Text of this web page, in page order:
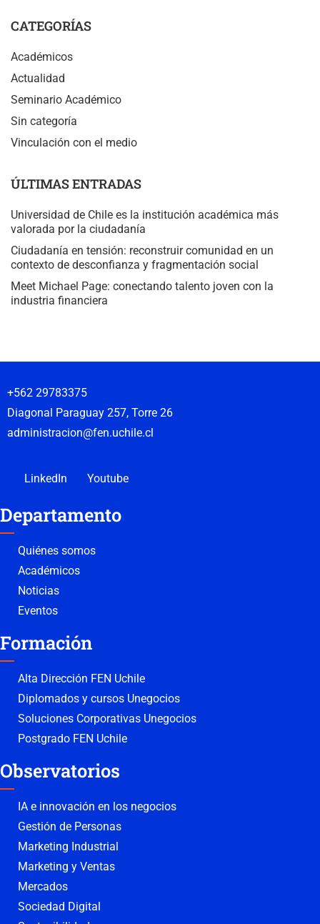
CATEGORÍAS
Académicos
Actualidad
Seminario Académico
Sin categoría
Vinculación con el medio
ÚLTIMAS ENTRADAS
Universidad de Chile es la institución académica más
valorada por la ciudadanía
Ciudadanía en tensión: reconstruir comunidad en un
contexto de desconfianza y fragmentación social
Meet Michael Page: conectando talento joven con la
industria financiera
+562 29783375
Diagonal Paraguay 257, Torre 26
administracion@fen.uchile.cl
LinkedIn Youtube
Departamento
Quiénes somos
Académicos
Noticias
Eventos
Formación
Alta Dirección FEN Uchile
Diplomados y cursos Unegocios
Soluciones Corporativas Unegocios
Postgrado FEN Uchile
Observatorios
IA e innovación en los negocios
Gestión de Personas
Marketing Industrial
Marketing y Ventas
Mercados
Sociedad Digital